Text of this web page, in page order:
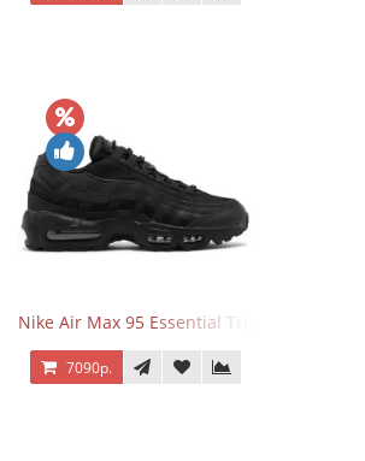
Nike Air Max 95 Essential Triple Black
7090р.